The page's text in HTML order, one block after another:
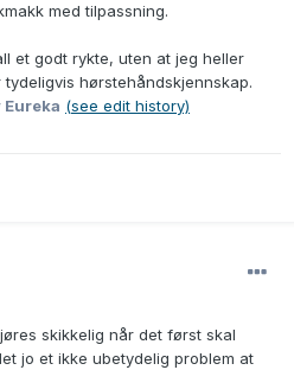
med tilpassning.
et godt rykte, uten at jeg heller
hørstehåndskjennskap.
Eureka (see edit history)
skikkelig når det først skal
jo et ikke ubetydelig problem at